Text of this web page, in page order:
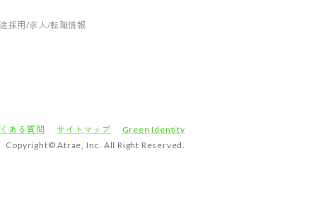
採用/求人/転職情報
ある質問 サイトマップ
Green Identity
Copyright© Atrae, Inc. All Right Reserved.